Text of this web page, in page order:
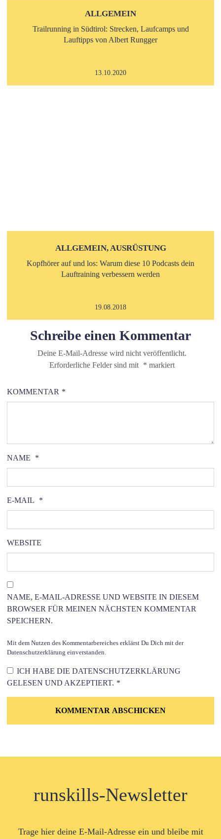
ALLGEMEIN
Trailrunning in Südtirol: Strecken, Laufcamps und
Lauftipps von Albert Rungger
13.10.2020
ALLGEMEIN, AUSRÜSTUNG
Kopfhörer auf und los: Warum diese 10 Podcasts dein
Lauftraining verbessern werden
19.08.2018
Schreibe einen Kommentar
Deine E-Mail-Adresse wird nicht veröffentlicht.
Erforderliche Felder sind mit * markiert
KOMMENTAR *
NAME *
E-MAIL *
WEBSITE
NAME, E-MAIL-ADRESSE UND WEBSITE IN DIESEM
BROWSER FÜR MEINEN NÄCHSTEN KOMMENTAR
SPEICHERN.
Mit dem Nutzen des Kommentarbereiches erklärst Du Dich mit der
Datenschutzerklärung einverstanden.
ICH HABE DIE DATENSCHUTZERKLÄRUNG
GELESEN UND AKZEPTIERT. *
runskills-Newsletter
Trage hier deine E-Mail-Adresse ein und bleibe mit